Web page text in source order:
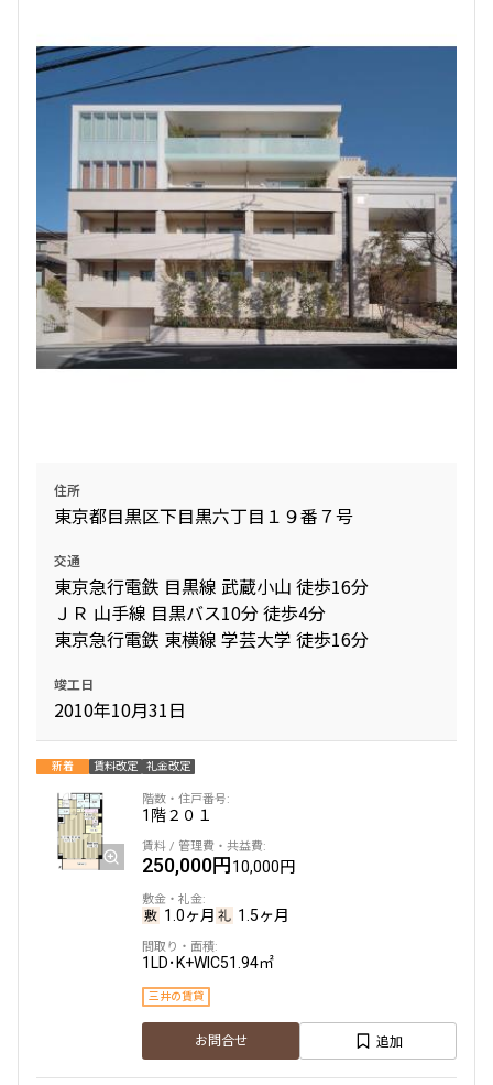
10階１００５
264,000円0円
1.0ヶ月 1.0ヶ月
1LD･K55.02㎡
三井の賃貸
14階１４０３
1.0ヶ月 1.0ヶ月
お問合せ 追加
住所
東京都目黒区下目黒六丁目１９番７号
交通
東京急行電鉄 目黒線 武蔵小山 徒歩16分
ＪＲ 山手線 目黒バス10分 徒歩4分
東京急行電鉄 東横線 学芸大学 徒歩16分
竣工日
2010年10月31日
新着 賃料改定 礼金改定
1階２０１
250,000円10,000円
1.0ヶ月 1.5ヶ月
1LD･K+WIC51.94㎡
三井の賃貸
お問合せ 追加